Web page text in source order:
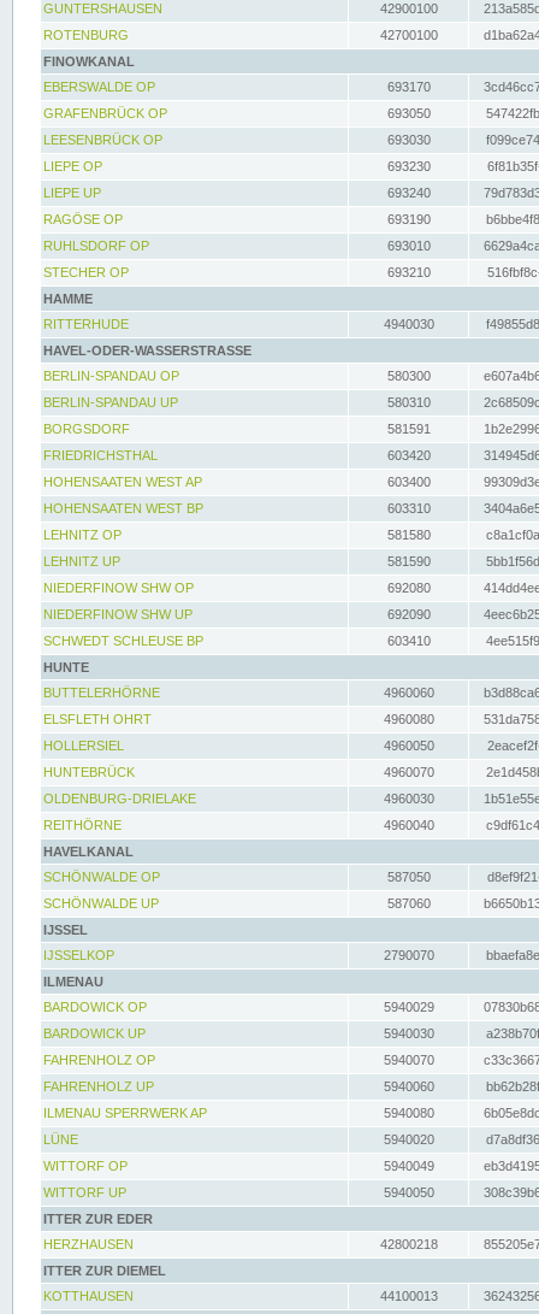
GUNTERSHAUSEN
42900100
ROTENBURG
42700100
FINOWKANAL
EBERSWALDE OP
693170
GRAFENBRÜCK OP
693050
LEESENBRÜCK OP
693030
LIEPE OP
693230
LIEPE UP
693240
RAGÖSE OP
693190
RUHLSDORF OP
693010
STECHER OP
693210
HAMME
RITTERHUDE
4940030
HAVEL-ODER-WASSERSTRASSE
BERLIN-SPANDAU OP
580300
BERLIN-SPANDAU UP
580310
BORGSDORF
581591
FRIEDRICHSTHAL
603420
HOHENSAATEN WEST AP
603400
HOHENSAATEN WEST BP
603310
LEHNITZ OP
581580
LEHNITZ UP
581590
NIEDERFINOW SHW OP
692080
NIEDERFINOW SHW UP
692090
SCHWEDT SCHLEUSE BP
603410
HUNTE
BUTTELERHÖRNE
4960060
ELSFLETH OHRT
4960080
HOLLERSIEL
4960050
HUNTEBRÜCK
4960070
OLDENBURG-DRIELAKE
4960030
REITHÖRNE
4960040
HAVELKANAL
SCHÖNWALDE OP
587050
SCHÖNWALDE UP
587060
IJSSEL
IJSSELKOP
2790070
ILMENAU
BARDOWICK OP
5940029
BARDOWICK UP
5940030
FAHRENHOLZ OP
5940070
FAHRENHOLZ UP
5940060
ILMENAU SPERRWERK AP
5940080
LÜNE
5940020
WITTORF OP
5940049
WITTORF UP
5940050
ITTER ZUR EDER
HERZHAUSEN
42800218
ITTER ZUR DIEMEL
KOTTHAUSEN
44100013